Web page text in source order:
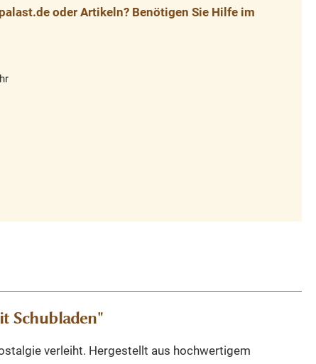
oder Artikeln? Benötigen Sie Hilfe im
Schubladen"
verleiht. Hergestellt aus hochwertigem